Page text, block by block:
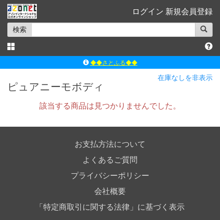
ログイン 新規会員登録
検索
◆◆さとふる◆◆
アゾンダイレクトストア
ｱｿﾞﾝｵﾝﾗｲﾝｼｮｯﾌﾟX
在庫なしを非表示
ピュアニーモボディ
該当する商品は見つかりませんでした。
お支払方法について
よくあるご質問
プライバシーポリシー
会社概要
「特定商取引に関する法律」に基づく表示